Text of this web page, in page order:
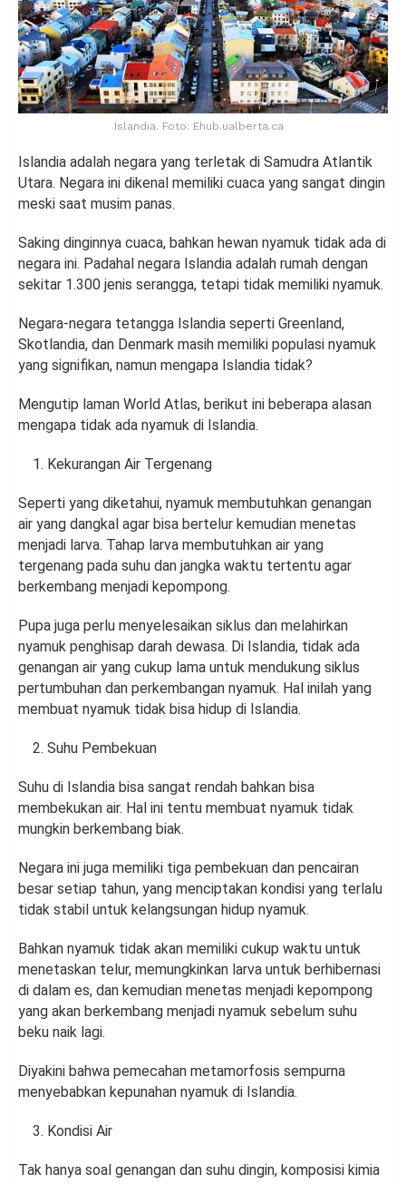
Islandia. Foto: Ehub.ualberta.ca
Islandia adalah negara yang terletak di Samudra Atlantik
Utara. Negara ini dikenal memiliki cuaca yang sangat dingin
meski saat musim panas.
Saking dinginnya cuaca, bahkan hewan nyamuk tidak ada di
negara ini. Padahal negara Islandia adalah rumah dengan
sekitar 1.300 jenis serangga, tetapi tidak memiliki nyamuk.
Negara-negara tetangga Islandia seperti Greenland,
Skotlandia, dan Denmark masih memiliki populasi nyamuk
yang signifikan, namun mengapa Islandia tidak?
Mengutip laman World Atlas, berikut ini beberapa alasan
mengapa tidak ada nyamuk di Islandia.
Kekurangan Air Tergenang
Seperti yang diketahui, nyamuk membutuhkan genangan
air yang dangkal agar bisa bertelur kemudian menetas
menjadi larva. Tahap larva membutuhkan air yang
tergenang pada suhu dan jangka waktu tertentu agar
berkembang menjadi kepompong.
Pupa juga perlu menyelesaikan siklus dan melahirkan
nyamuk penghisap darah dewasa. Di Islandia, tidak ada
genangan air yang cukup lama untuk mendukung siklus
pertumbuhan dan perkembangan nyamuk. Hal inilah yang
membuat nyamuk tidak bisa hidup di Islandia.
Suhu Pembekuan
Suhu di Islandia bisa sangat rendah bahkan bisa
membekukan air. Hal ini tentu membuat nyamuk tidak
mungkin berkembang biak.
Negara ini juga memiliki tiga pembekuan dan pencairan
besar setiap tahun, yang menciptakan kondisi yang terlalu
tidak stabil untuk kelangsungan hidup nyamuk.
Bahkan nyamuk tidak akan memiliki cukup waktu untuk
menetaskan telur, memungkinkan larva untuk berhibernasi
di dalam es, dan kemudian menetas menjadi kepompong
yang akan berkembang menjadi nyamuk sebelum suhu
beku naik lagi.
Diyakini bahwa pemecahan metamorfosis sempurna
menyebabkan kepunahan nyamuk di Islandia.
Kondisi Air
Tak hanya soal genangan dan suhu dingin, komposisi kimia